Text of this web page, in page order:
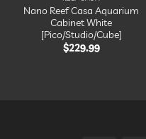
Nano Reef Casa Aquarium
Cabinet White
[Pico/Studio/Cube]
$229.99